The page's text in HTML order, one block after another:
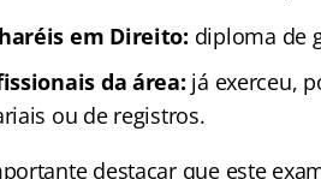
em Direito: diploma de
da área: já exerceu,
ou de registros.
destacar que este